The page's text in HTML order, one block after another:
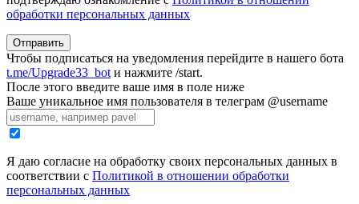
обработки персональных данных
Отправить
Чтобы подписаться на уведомления перейдите в нашего бота
t.me/Upgrade33_bot и нажмите /start.
После этого введите ваше имя в поле ниже
Ваше уникальное имя пользователя в телеграм @username
Я даю согласие на обработку своих персональных данных в
соответствии с Политикой в отношении обработки
персональных данных